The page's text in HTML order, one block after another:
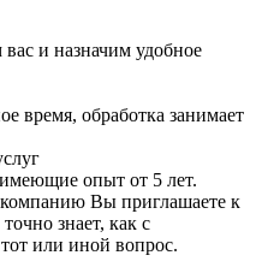
и назначим удобное
время, обработка занимает
опыт от 5 лет.
Вы приглашаете к
знает, как с
или иной вопрос.